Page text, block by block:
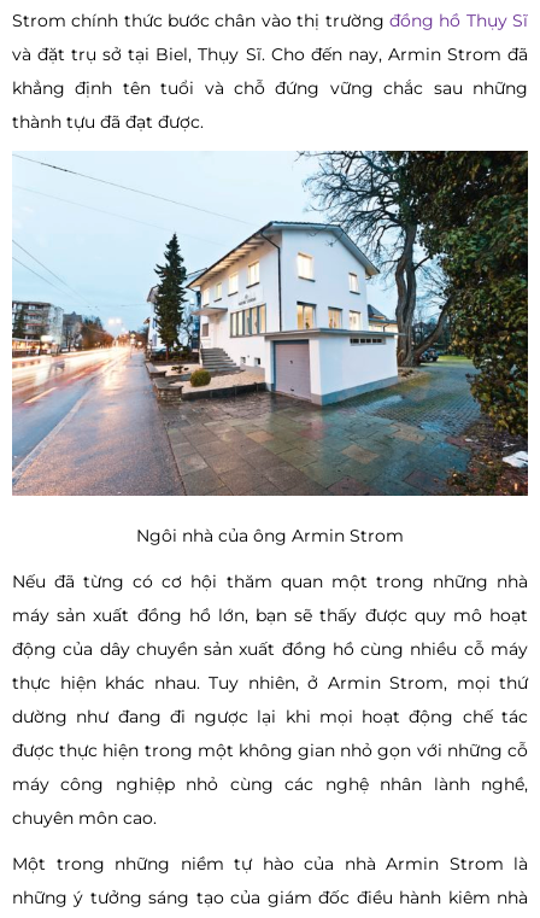
Strom chính thức bước chân vào thị trường đồng hồ Thụy Sĩ
và đặt trụ sở tại Biel, Thụy Sĩ. Cho đến nay, Armin Strom đã
khẳng định tên tuổi và chỗ đứng vững chắc sau những
thành tựu đã đạt được.
Ngôi nhà của ông Armin Strom
Nếu đã từng có cơ hội thăm quan một trong những nhà
máy sản xuất đồng hồ lớn, bạn sẽ thấy được quy mô hoạt
động của dây chuyền sản xuất đồng hồ cùng nhiều cỗ máy
thực hiện khác nhau. Tuy nhiên, ở Armin Strom, mọi thứ
dường như đang đi ngược lại khi mọi hoạt động chế tác
được thực hiện trong một không gian nhỏ gọn với những cỗ
máy công nghiệp nhỏ cùng các nghệ nhân lành nghề,
chuyên môn cao.
Một trong những niềm tự hào của nhà Armin Strom là
những ý tưởng sáng tạo của giám đốc điều hành kiêm nhà